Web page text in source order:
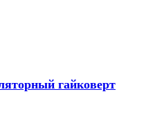
гайковерт